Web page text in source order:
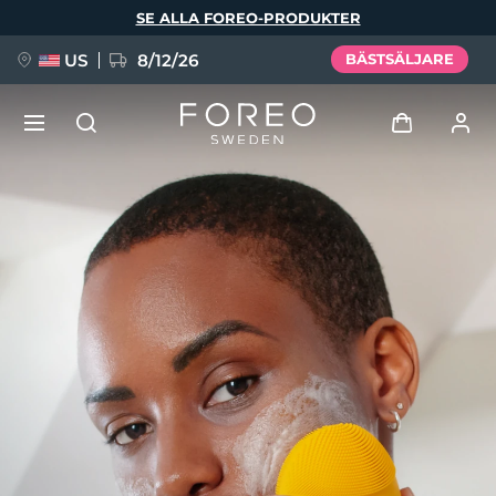
SE ALLA FOREO-PRODUKTER
US 8/12/26 BÄSTSÄLJARE
Användarprofil
Mina enheter
Mina beställningar
Mina adresser
Mina prenumerationer
NYHET
FAQ™ Pure Beauty-Tech Elixir
BREAKING NEWS
issa™ Teeth Whitening Set
Språk
English Deutsch
Español
Français
Italiano
Português
Svenska
Русский
Türkçe
简体中文 繁體中文